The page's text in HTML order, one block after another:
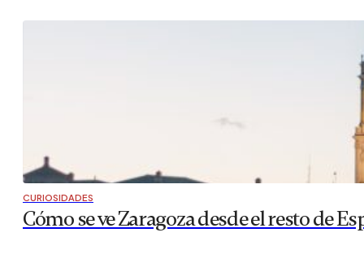
CURIOSIDADES
Cómo se ve Zaragoza desde el resto de